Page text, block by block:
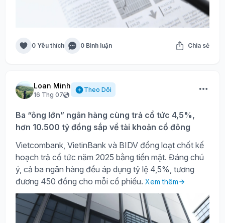
0 Yêu thích 0 Bình luận Chia sẻ
Loan Minh
16 Thg 07
Theo Dõi
Ba “ông lớn” ngân hàng cùng trả cổ tức 4,5%,
hơn 10.500 tỷ đồng sắp về tài khoản cổ đông
Vietcombank, VietinBank và BIDV đồng loạt chốt kế
hoạch trả cổ tức năm 2025 bằng tiền mặt. Đáng chú
ý, cả ba ngân hàng đều áp dụng tỷ lệ 4,5%, tương
đương 450 đồng cho mỗi cổ phiếu. Xem thêm